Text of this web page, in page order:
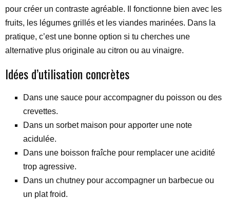
pour créer un contraste agréable. Il fonctionne bien avec les
fruits, les légumes grillés et les viandes marinées. Dans la
pratique, c’est une bonne option si tu cherches une
alternative plus originale au citron ou au vinaigre.
Idées d’utilisation concrètes
Dans une sauce pour accompagner du poisson ou des
crevettes.
Dans un sorbet maison pour apporter une note
acidulée.
Dans une boisson fraîche pour remplacer une acidité
trop agressive.
Dans un chutney pour accompagner un barbecue ou
un plat froid.